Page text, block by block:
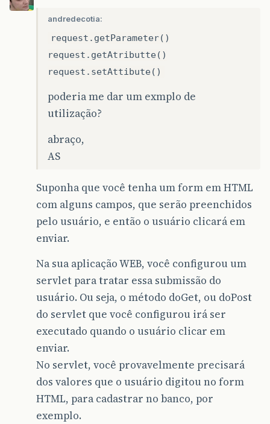
andredecotia:
request.getParameter()
request.getAtributte()
request.setAttibute()
poderia me dar um exmplo de
utilização?
abraço,
AS
Suponha que você tenha um form em HTML
com alguns campos, que serão preenchidos
pelo usuário, e então o usuário clicará em
enviar.
Na sua aplicação WEB, você configurou um
servlet para tratar essa submissão do
usuário. Ou seja, o método doGet, ou doPost
do servlet que você configurou irá ser
executado quando o usuário clicar em
enviar.
No servlet, você provavelmente precisará
dos valores que o usuário digitou no form
HTML, para cadastrar no banco, por
exemplo.